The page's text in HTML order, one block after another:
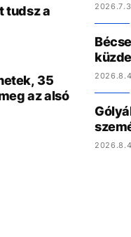
tudsz a
35
az alsó